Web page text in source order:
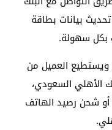
بيانات بطاقة
بكل سهولة.
ويستطيع العميل من
الأهلي السعودي،
أو شحن رصيد الهاتف